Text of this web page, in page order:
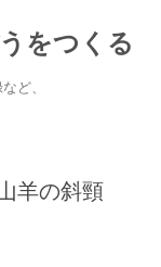
をつくる
ど、
羊の斜頸